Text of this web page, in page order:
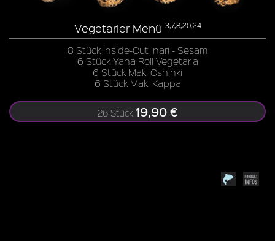
Vegetarier Menü 3,7,8,20,24
8 Stück Inside-Out Inari - Sesam
6 Stück Yana Roll Vegetaria
6 Stück Maki Oshinki
6 Stück Maki Kappa
26 Stück 19,90 €